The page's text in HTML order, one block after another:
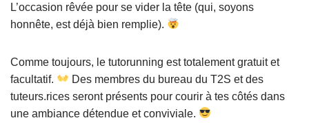
L’occasion rêvée pour se vider la tête (qui, soyons
honnête, est déjà bien remplie).
Comme toujours, le tutorunning est totalement gratuit et
facultatif.
Des membres du bureau du T2S et des
tuteurs.rices seront présents pour courir à tes côtés dans
une ambiance détendue et conviviale.